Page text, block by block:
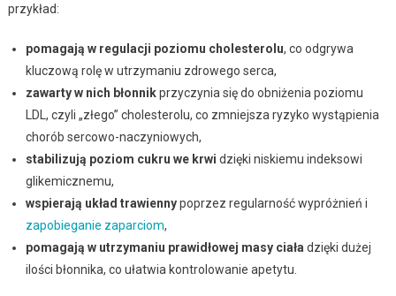
przykład:
pomagają w regulacji poziomu cholesterolu, co odgrywa
kluczową rolę w utrzymaniu zdrowego serca,
zawarty w nich błonnikprzyczynia się do obniżenia poziomu
LDL, czyli „złego” cholesterolu, co zmniejsza ryzyko wystąpienia
chorób sercowo-naczyniowych,
stabilizują poziom cukru we krwi dzięki niskiemu indeksowi
glikemicznemu,
wspierają układ trawiennypoprzez regularność wypróżnień i
zapobieganie zaparciom,
pomagają w utrzymaniu prawidłowej masy ciała dzięki dużej
ilości błonnika, co ułatwia kontrolowanie apetytu.